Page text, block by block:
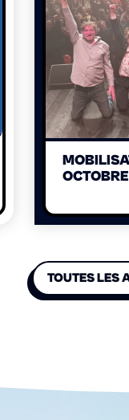
OCTOBRE
TOUTES LES